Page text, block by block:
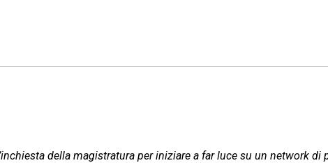
della magistratura per iniziare a far luce su un network di